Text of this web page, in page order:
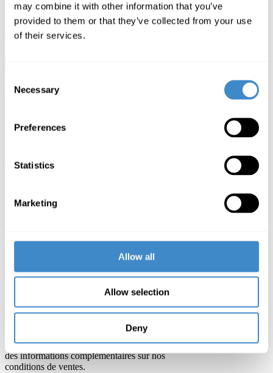
may combine it with other information that you’ve
provided to them or that they’ve collected from your use
of their services.
Selection
Necessary
Preferences
Statistics
Marketing
Allow all
Allow selection
Deny
Nos Marques
Pour bénéficier de notre réseau logistique fluide et optimisé, ainsi
que d’une gamme de produits en constante évolution, prenez
savoir plus sur notre offre et nos conditions de vente.
processus optimisés, d‘une gamme de produits
en constante évolution et sélectionnée avec soin par nos chefs
Prenez rendez-vous avec notre équipe commerciale, afin d‘obtenir
des informations complémentaires sur nos
conditions de ventes.